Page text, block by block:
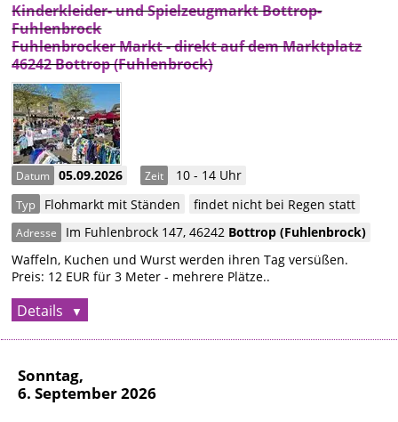
Kinderkleider- und Spielzeugmarkt Bottrop-
Fuhlenbrock
Fuhlenbrocker Markt - direkt auf dem Marktplatz
46242 Bottrop (Fuhlenbrock)
Datum 05.09.2026 Zeit 10 - 14 Uhr
Typ Flohmarkt mit Ständen findet nicht bei Regen statt
Adresse Im Fuhlenbrock 147,46242 Bottrop(Fuhlenbrock)
Waffeln, Kuchen und Wurst werden ihren Tag versüßen.
Preis: 12 EUR für 3 Meter - mehrere Plätze..
Details
Sonntag,
6. September 2026